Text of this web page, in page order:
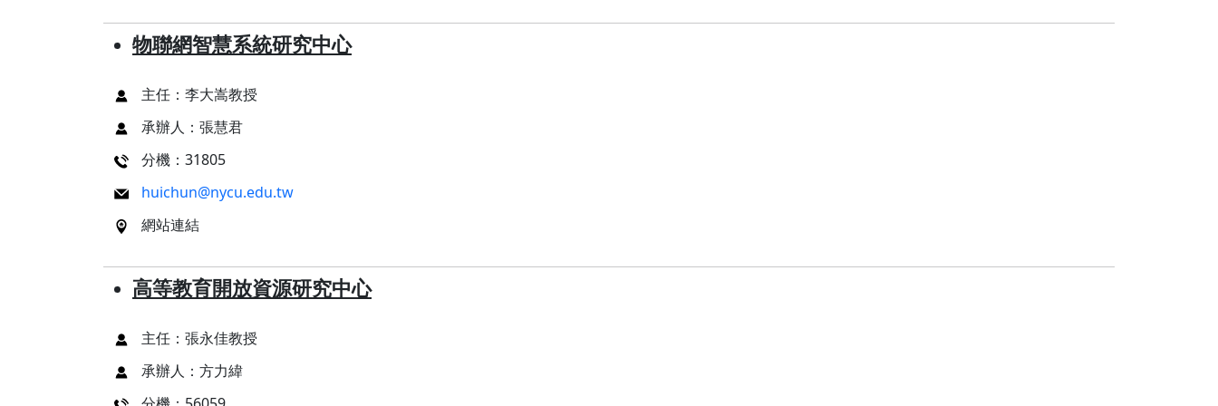
物聯網智慧系統研究中心
主任：李大嵩教授
承辦人：張慧君
分機：31805
huichun@nycu.edu.tw
網站連結
高等教育開放資源研究中心
主任：張永佳教授
承辦人：方力緯